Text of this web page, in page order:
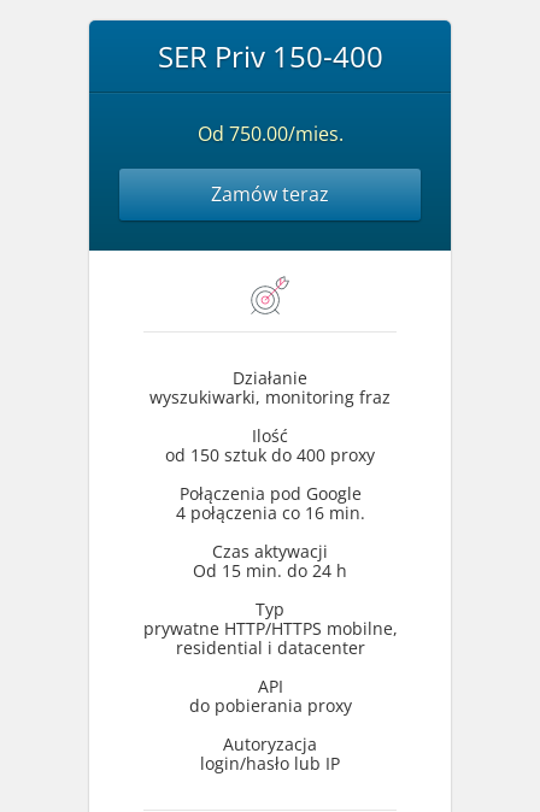
SER Priv 150-400
Od 750.00/mies.
Zamów teraz
Działanie
wyszukiwarki, monitoring fraz
Ilość
od 150 sztuk do 400 proxy
Połączenia pod Google
4 połączenia co 16 min.
Czas aktywacji
Od 15 min. do 24 h
Typ
prywatne HTTP/HTTPS mobilne,
residential i datacenter
API
do pobierania proxy
Autoryzacja
login/hasło lub IP